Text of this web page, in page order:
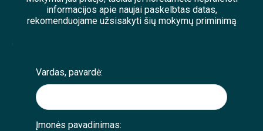
informacijos apie naujai paskelbtas datas,
rekomenduojame užsisakyti šių mokymų priminimą
;
Vardas, pavardė:
Įmonės pavadinimas: